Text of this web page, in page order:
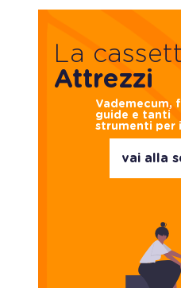
La
Attrezzi
Vademecum,
guide e tanti
strumenti per
vai alla